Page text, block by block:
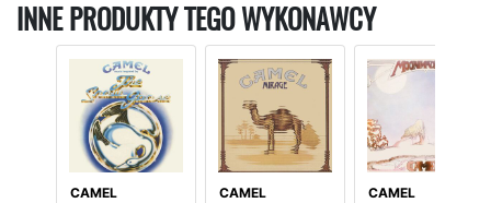
INNE PRODUKTY TEGO WYKONAWCY
CAMEL
CAMEL
CAMEL